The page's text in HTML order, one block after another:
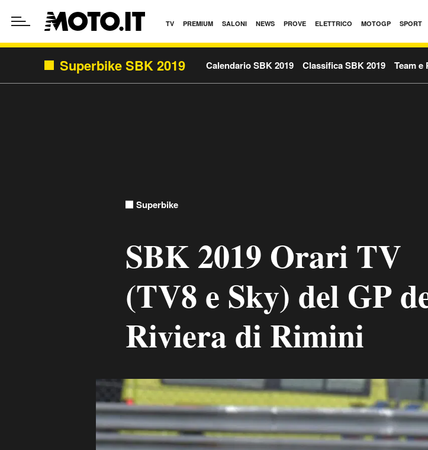
TV PREMIUM SALONI NEWS PROVE ELETTRICO MOTOGP SPORT
Superbike SBK 2019 Calendario SBK 2019 Classifica SBK 2019 Team e
Superbike
SBK 2019 Orari TV
(TV8 e Sky) del GP
Riviera di Rimini